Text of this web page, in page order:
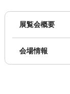
展覧会概要
会場情報